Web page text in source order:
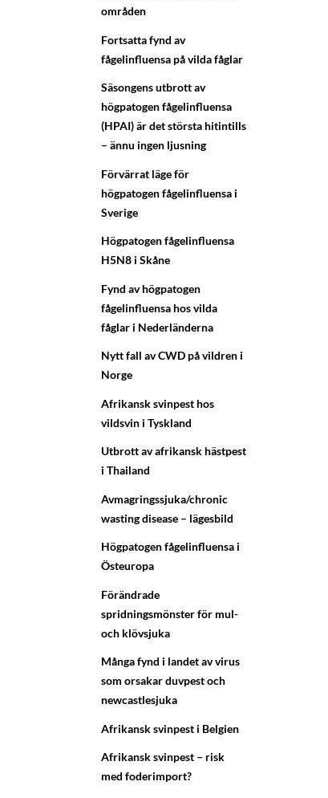
områden
Fortsatta fynd av
fågelinfluensa på vilda fåglar
Säsongens utbrott av
högpatogen fågelinfluensa
(HPAI) är det största hitintills
– ännu ingen ljusning
Förvärrat läge för
högpatogen fågelinfluensa i
Sverige
Högpatogen fågelinfluensa
H5N8 i Skåne
Fynd av högpatogen
fågelinfluensa hos vilda
fåglar i Nederländerna
Nytt fall av CWD på vildren i
Norge
Afrikansk svinpest hos
vildsvin i Tyskland
Utbrott av afrikansk hästpest
i Thailand
Avmagringssjuka/chronic
wasting disease – lägesbild
Högpatogen fågelinfluensa i
Östeuropa
Förändrade
spridningsmönster för mul-
och klövsjuka
Många fynd i landet av virus
som orsakar duvpest och
newcastlesjuka
Afrikansk svinpest i Belgien
Afrikansk svinpest – risk
med foderimport?